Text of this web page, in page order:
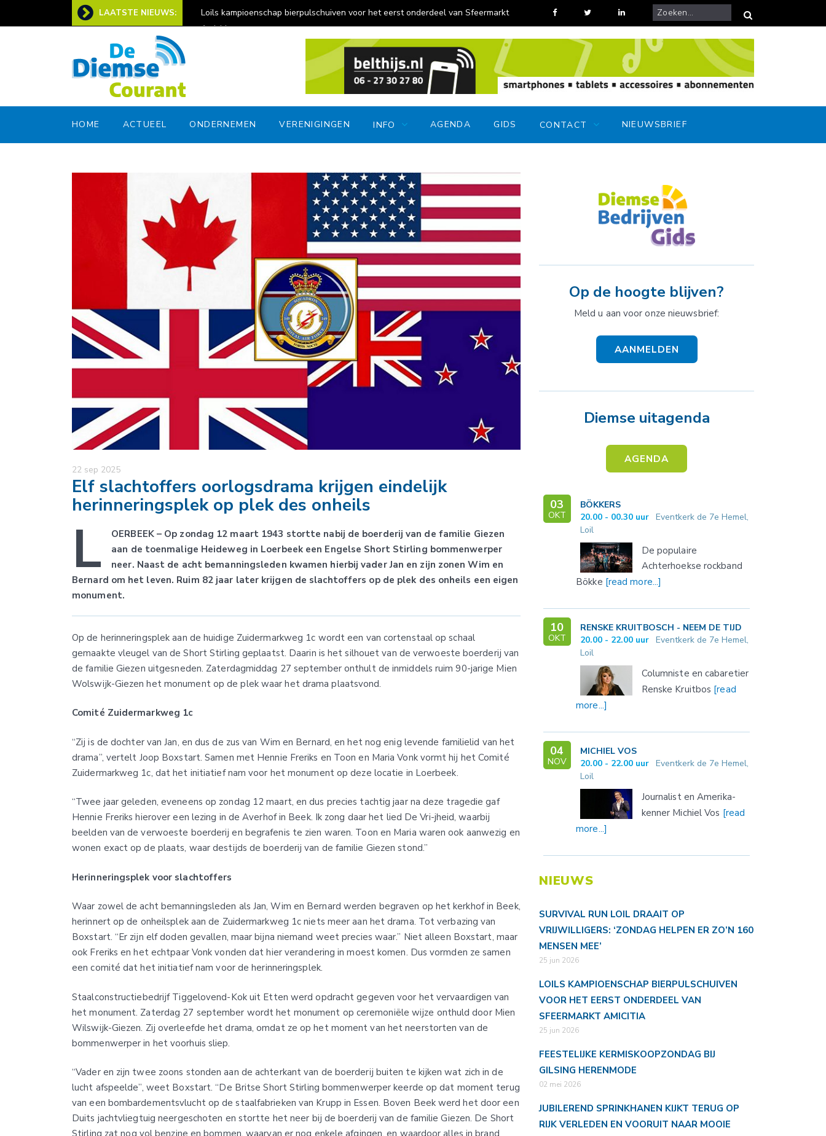
LAATSTE NIEUWS:
helpen er zo’n 160 mensen mee’
Loils kampioenschap bierpulschuiven voor het eerst onderdeel van Sfeermarkt
Amicitia
Feestelijke kermiskoopzondag bij Gilsing Herenmode
HOME ACTUEEL ONDERNEMEN VERENIGINGEN INFO AGENDA GIDS CONTACT NIEUWSBRIEF
22 sep 2025
Elf slachtoffers oorlogsdrama krijgen eindelijk
herinneringsplek op plek des onheils
L
OERBEEK – Op zondag 12 maart 1943 stortte nabij de boerderij van de familie Giezen
aan de toenmalige Heideweg in Loerbeek een Engelse Short Stirling bommenwerper
neer. Naast de acht bemanningsleden kwamen hierbij vader Jan en zijn zonen Wim en
Bernard om het leven. Ruim 82 jaar later krijgen de slachtoffers op de plek des onheils een eigen
monument.
Op de herinneringsplek aan de huidige Zuidermarkweg 1c wordt een van cortenstaal op schaal
gemaakte vleugel van de Short Stirling geplaatst. Daarin is het silhouet van de verwoeste boerderij van
de familie Giezen uitgesneden. Zaterdagmiddag 27 september onthult de inmiddels ruim 90-jarige Mien
Wolswijk-Giezen het monument op de plek waar het drama plaatsvond.
Comité Zuidermarkweg 1c
“Zij is de dochter van Jan, en dus de zus van Wim en Bernard, en het nog enig levende familielid van het
drama”, vertelt Joop Boxstart. Samen met Hennie Freriks en Toon en Maria Vonk vormt hij het Comité
Zuidermarkweg 1c, dat het initiatief nam voor het monument op deze locatie in Loerbeek.
“Twee jaar geleden, eveneens op zondag 12 maart, en dus precies tachtig jaar na deze tragedie gaf
Hennie Freriks hierover een lezing in de Averhof in Beek. Ik zong daar het lied De Vri-jheid, waarbij
beelden van de verwoeste boerderij en begrafenis te zien waren. Toon en Maria waren ook aanwezig en
wonen exact op de plaats, waar destijds de boerderij van de familie Giezen stond.”
Herinneringsplek voor slachtoffers
Waar zowel de acht bemanningsleden als Jan, Wim en Bernard werden begraven op het kerkhof in Beek,
herinnert op de onheilsplek aan de Zuidermarkweg 1c niets meer aan het drama. Tot verbazing van
Boxstart. “Er zijn elf doden gevallen, maar bijna niemand weet precies waar.” Niet alleen Boxstart, maar
ook Freriks en het echtpaar Vonk vonden dat hier verandering in moest komen. Dus vormden ze samen
een comité dat het initiatief nam voor de herinneringsplek.
Staalconstructiebedrijf Tiggelovend-Kok uit Etten werd opdracht gegeven voor het vervaardigen van
het monument. Zaterdag 27 september wordt het monument op ceremoniële wijze onthuld door Mien
Wilswijk-Giezen. Zij overleefde het drama, omdat ze op het moment van het neerstorten van de
bommenwerper in het voorhuis sliep.
“Vader en zijn twee zoons stonden aan de achterkant van de boerderij buiten te kijken wat zich in de
lucht afspeelde”, weet Boxstart. “De Britse Short Stirling bommenwerper keerde op dat moment terug
van een bombardementsvlucht op de staalfabrieken van Krupp in Essen. Boven Beek werd het door een
Duits jachtvliegtuig neergeschoten en stortte het neer bij de boerderij van de familie Giezen. De Short
Op de hoogte blijven?
Meld u aan voor onze nieuwsbrief:
AANMELDEN
Diemse uitagenda
AGENDA
03
OKT
BÖKKERS
20.00 - 00.30 uur Eventkerk de 7e Hemel,
Loil
De populaire
Achterhoekse rockband
Bökke [read more...]
10
OKT
RENSKE KRUITBOSCH - NEEM DE TIJD
20.00 - 22.00 uur Eventkerk de 7e Hemel,
Loil
Columniste en cabaretier
Renske Kruitbos [read
more...]
04
NOV
MICHIEL VOS
20.00 - 22.00 uur Eventkerk de 7e Hemel,
Loil
Journalist en Amerika-
kenner Michiel Vos [read
more...]
NIEUWS
SURVIVAL RUN LOIL DRAAIT OP
VRIJWILLIGERS: ‘ZONDAG HELPEN ER ZO’N 160
MENSEN MEE’
25 jun 2026
LOILS KAMPIOENSCHAP BIERPULSCHUIVEN
VOOR HET EERST ONDERDEEL VAN
SFEERMARKT AMICITIA
25 jun 2026
FEESTELIJKE KERMISKOOPZONDAG BIJ
GILSING HERENMODE
02 mei 2026
JUBILEREND SPRINKHANEN KIJKT TERUG OP
RIJK VERLEDEN EN VOORUIT NAAR MOOIE